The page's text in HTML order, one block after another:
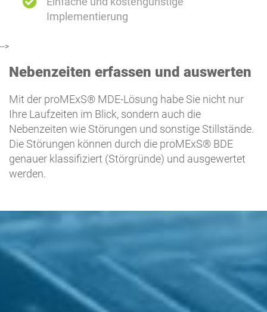
Implementierung
-->
Nebenzeiten erfassen und auswerten
Mit der proMExS® MDE-Lösung habe Sie nicht nur
Ihre Laufzeiten im Blick, sondern auch die
Nebenzeiten wie Störungen und sonstige Stillstände.
Die Störungen können durch die proMExS® BDE
genauer klassifiziert (Störgründe) und ausgewertet
werden.